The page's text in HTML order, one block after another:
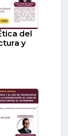
del
y